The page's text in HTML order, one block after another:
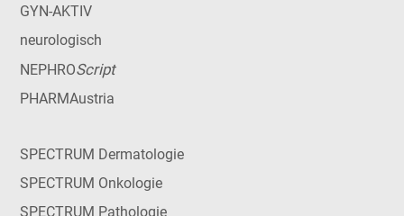
GYN-AKTIV
neurologisch
NEPHROScript
PHARMAustria
SPECTRUM Dermatologie
SPECTRUM Onkologie
SPECTRUM Pathologie